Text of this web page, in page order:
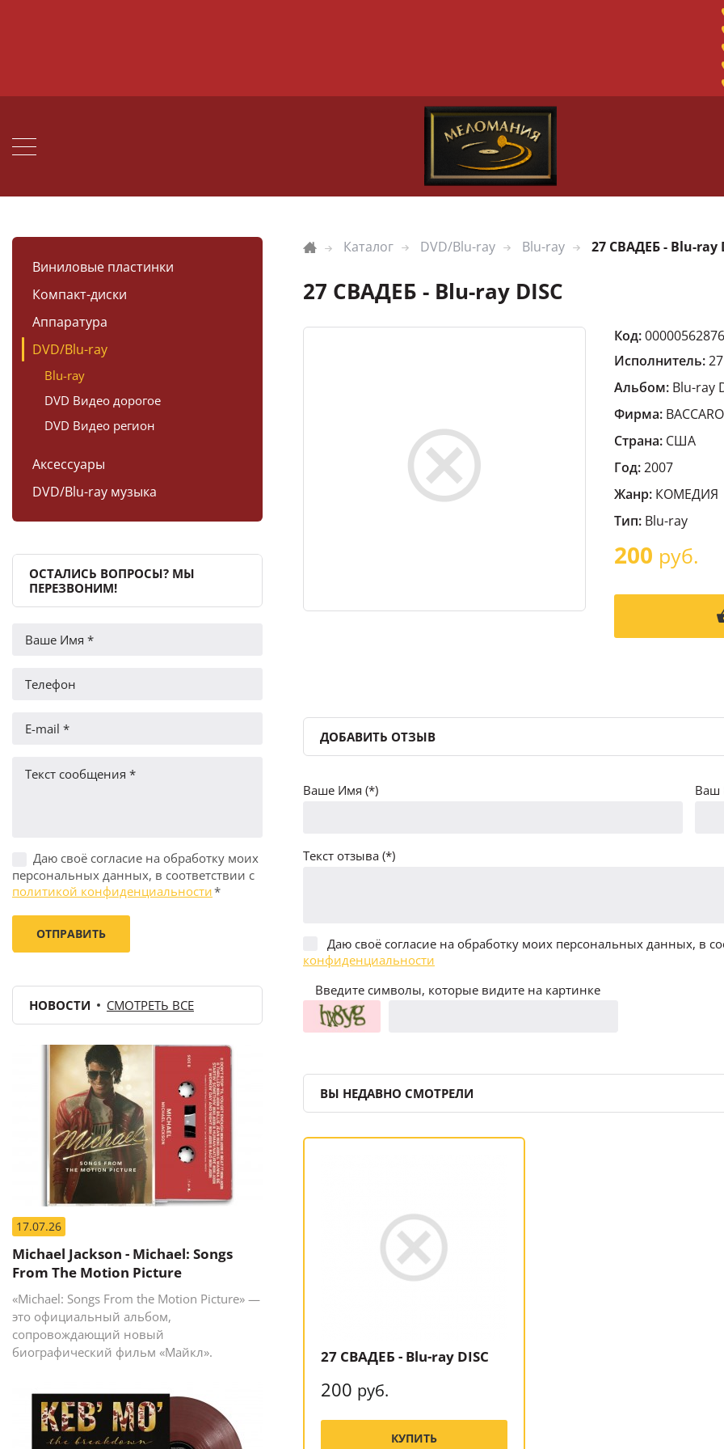
Виниловые пластинки
Компакт-диски
Аппаратура
DVD/Blu-ray
Blu-ray
DVD Видео дорогое
DVD Видео регион
Аксессуары
DVD/Blu-ray музыка
ОСТАЛИСЬ ВОПРОСЫ? МЫ
ПЕРЕЗВОНИМ!
Даю своё согласие на обработку моих
персональных данных, в соответствии с
политикой конфиденциальности*
НОВОСТИ СМОТРЕТЬ ВСЕ
17.07.26
Michael Jackson - Michael: Songs
From The Motion Picture
«Michael: Songs From the Motion Picture» —
это официальный альбом,
сопровождающий новый
биографический фильм «Майкл».
Каталог DVD/Blu-ray Blu-ray 27 СВАДЕБ - Blu-ray
27 СВАДЕБ - Blu-ray DISC
Код:00000562876
Исполнитель:
Альбом: Blu-ray
Фирма:
Страна: США
Год:2007
Жанр: КОМЕДИЯ
Тип: Blu-ray
200 руб.
ДОБАВИТЬ ОТЗЫВ
Ваше Имя (*) Ваш
Текст отзыва (*)
Даю своё согласие на обработку моих персональных данных, в
конфиденциальности
Введите символы, которые видите на картинке
ВЫ НЕДАВНО СМОТРЕЛИ
27 СВАДЕБ - Blu-ray DISC
200 руб.
КУПИТЬ